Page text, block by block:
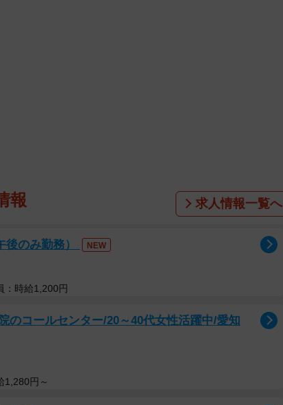
報 求人情報一覧へ
後のみ勤務） NEW
：時給1,200円
のコールセンター/20～40代女性活躍中/愛知
1,280円～